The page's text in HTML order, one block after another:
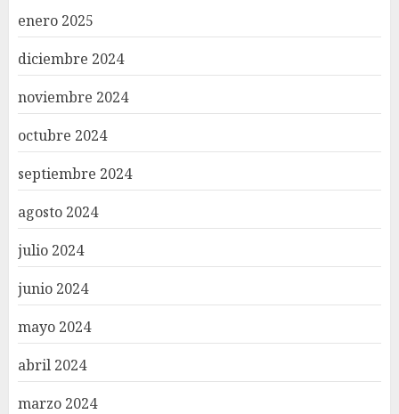
enero 2025
diciembre 2024
noviembre 2024
octubre 2024
septiembre 2024
agosto 2024
julio 2024
junio 2024
mayo 2024
abril 2024
marzo 2024